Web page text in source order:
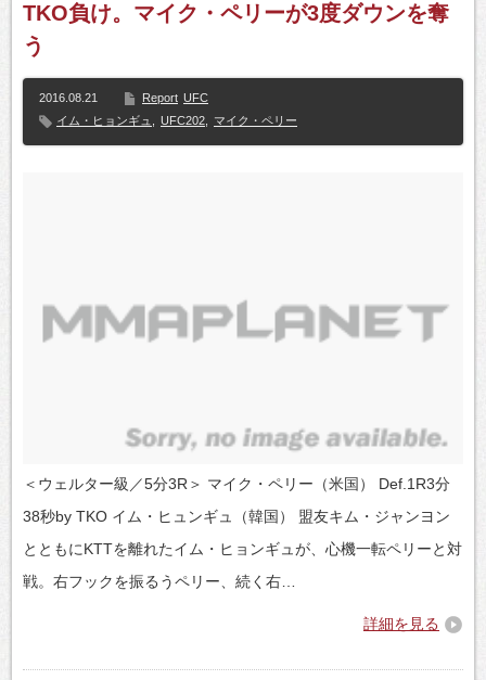
TKO負け。マイク・ペリーが3度ダウンを奪
う
2016.08.21 Report UFC
イム・ヒョンギュ
UFC202 マイク・ペリー
＜ウェルター級／5分3R＞ マイク・ペリー（米国） Def.1R3分
38秒by TKO イム・ヒュンギュ（韓国） 盟友キム・ジャンヨン
とともにKTTを離れたイム・ヒョンギュが、心機一転ペリーと対
戦。右フックを振るうペリー、続く右…
詳細を見る